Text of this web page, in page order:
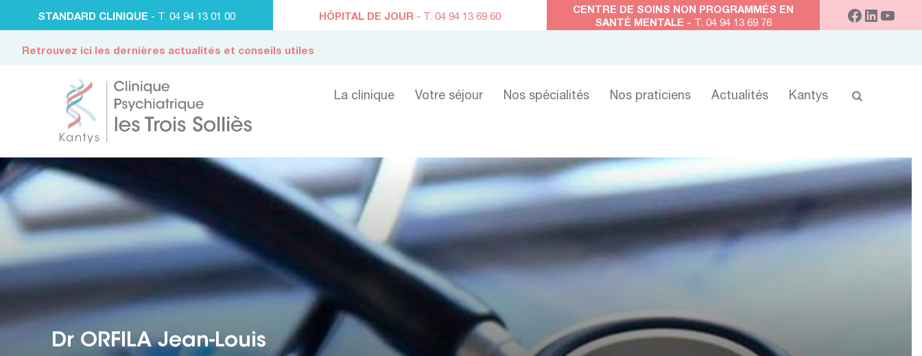
STANDARD CLINIQUE - T. 04 94 13 01 00 HÔPITAL DE JOUR - T. 04 94 13 69 60
CENTRE DE SOINS NON PROGRAMMÉS EN
SANTÉ MENTALE - T. 04 94 13 69 76
Retrouvez ici les dernières actualités et conseils utiles
La clinique Votre séjour Nos spécialités Nos praticiens Actualités Kantys
Dr ORFILA Jean-Louis